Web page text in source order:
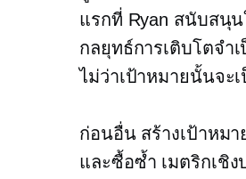
แรกที่ Ryan สนับสนุ
กลยุทธ์การเติบโตจำ
ไม่ว่าเป้าหมายนั้นจะ
ก่อนอื่น สร้างเป้าหม
และซื้อซ้ำ เมตริกเชิ